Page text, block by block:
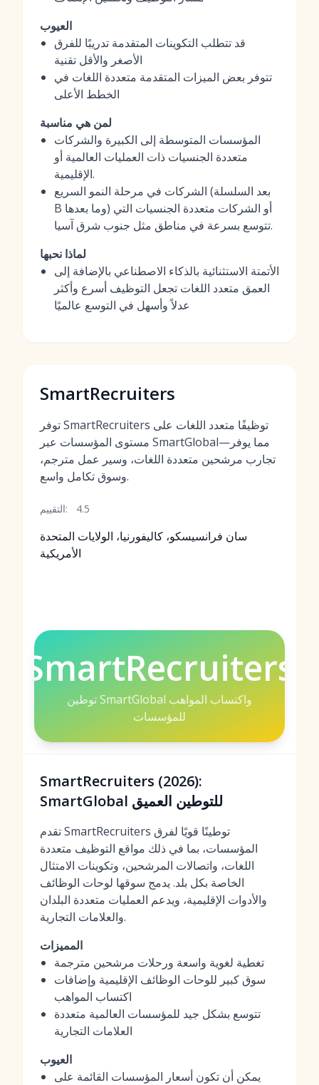
العيوب
قد تتطلب التكوينات المتقدمة تدريبًا للفرق
الأصغر والأقل تقنية
تتوفر بعض الميزات المتقدمة متعددة اللغات في
الخطط الأعلى
لمن هي مناسبة
المؤسسات المتوسطة إلى الكبيرة والشركات
متعددة الجنسيات ذات العمليات العالمية أو
الإقليمية.
الشركات في مرحلة النمو السريع (بعد السلسلة
B وما بعدها) أو الشركات متعددة الجنسيات التي
تتوسع بسرعة في مناطق مثل جنوب شرق آسيا.
لماذا نحبها
الأتمتة الاستثنائية بالذكاء الاصطناعي بالإضافة إلى
العمق متعدد اللغات تجعل التوظيف أسرع وأكثر
عدلاً وأسهل في التوسع عالميًا
SmartRecruiters
توفر SmartRecruiters توظيفًا متعدد اللغات على
مستوى المؤسسات عبر SmartGlobal—مما يوفر
تجارب مرشحين متعددة اللغات، وسير عمل مترجم،
وسوق تكامل واسع.
التقييم: 4.5
سان فرانسيسكو، كاليفورنيا، الولايات المتحدة
الأمريكية
SmartRecruiters
توطين SmartGlobal واكتساب المواهب
للمؤسسات
SmartRecruiters (2026):
SmartGlobal للتوطين العميق
تقدم SmartRecruiters توطينًا قويًا لفرق
المؤسسات، بما في ذلك مواقع التوظيف متعددة
اللغات، واتصالات المرشحين، وتكوينات الامتثال
الخاصة بكل بلد. يدمج سوقها لوحات الوظائف
والأدوات الإقليمية، ويدعم العمليات متعددة البلدان
والعلامات التجارية.
المميزات
تغطية لغوية واسعة ورحلات مرشحين مترجمة
سوق كبير للوحات الوظائف الإقليمية وإضافات
اكتساب المواهب
تتوسع بشكل جيد للمؤسسات العالمية متعددة
العلامات التجارية
العيوب
يمكن أن تكون أسعار المؤسسات القائمة على